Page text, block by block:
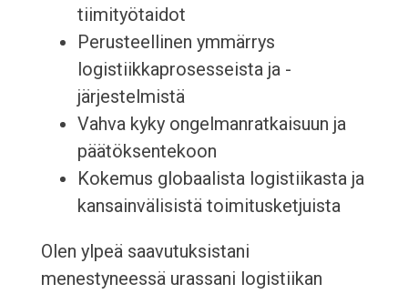
tiimityötaidot
Perusteellinen ymmärrys
logistiikkaprosesseista ja -
järjestelmistä
Vahva kyky ongelmanratkaisuun ja
päätöksentekoon
Kokemus globaalista logistiikasta ja
kansainvälisistä toimitusketjuista
Olen ylpeä saavutuksistani
menestyneessä urassani logistiikan